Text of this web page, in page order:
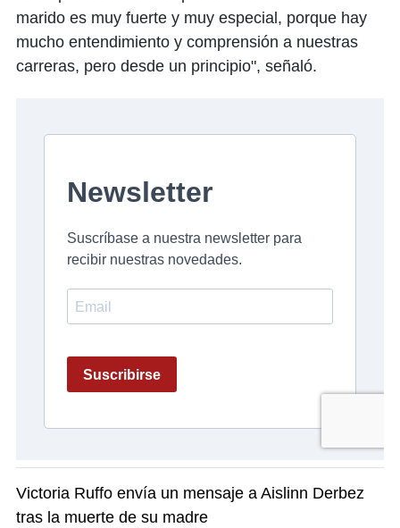
marido es muy fuerte y muy especial, porque hay
mucho entendimiento y comprensión a nuestras
carreras, pero desde un principio", señaló.
Victoria Ruffo envía un mensaje a Aislinn Derbez
tras la muerte de su madre